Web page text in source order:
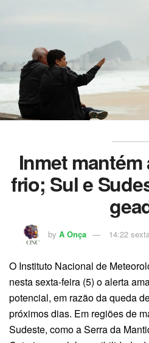
Inmet
frio; Sul e
by A Onça 14:22
O Instituto Nacional de
nesta sexta-feira (5) o alerta
potencial, em razão da queda
próximos dias. Em regiões de
Sudeste, como a Serra da